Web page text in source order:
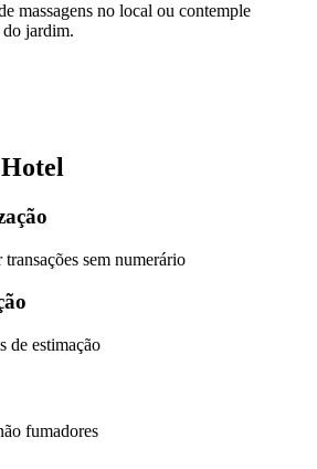
massagens no local ou contemple
do jardim.
sem numerário
de estimação
fumadores